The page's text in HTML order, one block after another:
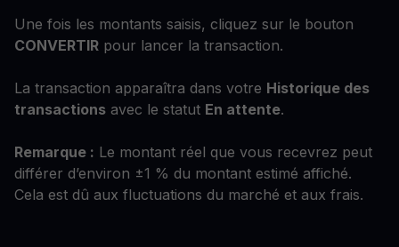
Une fois les montants saisis, cliquez sur le bouton
CONVERTIR pour lancer la transaction.
La transaction apparaîtra dans votre Historique des
transactions avec le statut En attente.
Remarque : Le montant réel que vous recevrez peut
différer d’environ ±1 % du montant estimé affiché.
Cela est dû aux fluctuations du marché et aux frais.